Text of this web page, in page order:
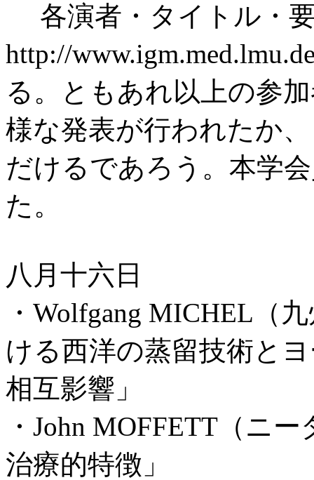
各演者・タイトル・
http://
る。ともあれ以上の参
様な発表が行われたか
だけるであろう。本学
た。
八月十六日
・Wolfgang MICHEL（
ける西洋の蒸留技術と
相互影響」
・John MOFFETT（ニ
治療的特徴」